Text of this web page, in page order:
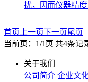
扰，因而仪器精
首页 上一页下一页尾页
当前页：1/1页 共4条记
关于我们
公司简介 企业文